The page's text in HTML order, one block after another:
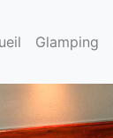
Glamping